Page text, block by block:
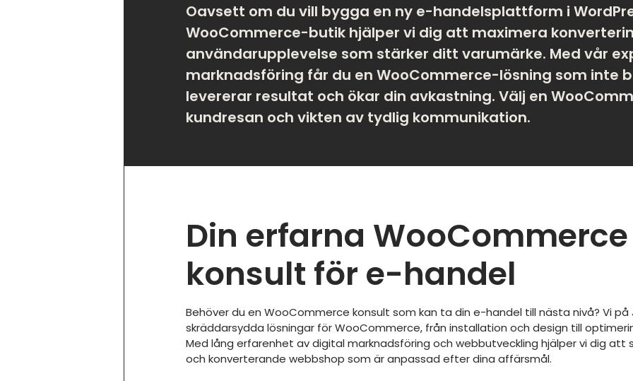
Oavsett om du vill bygga en ny e-handelsplattform i
WooCommerce-butik hjälper vi dig att maximera
användarupplevelse som stärker ditt varumärke. Med vår
marknadsföring får du en WooCommerce-lösning som inte
levererar resultat och ökar din avkastning. Välj en
kundresan och vikten av tydlig kommunikation.
Din erfarna WooCommerce
konsult för e-handel
Behöver du en WooCommerce konsult som kan ta din e-handel till nästa nivå? Vi
skräddarsydda lösningar för WooCommerce, från installation och design till
Med lång erfarenhet av digital marknadsföring och webbutveckling hjälper vi dig att
och konverterande webbshop som är anpassad efter dina affärsmål.